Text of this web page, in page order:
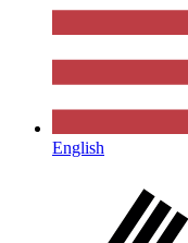
English